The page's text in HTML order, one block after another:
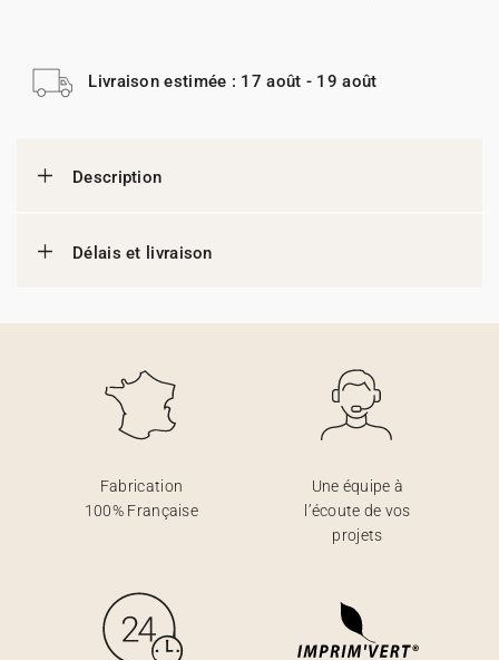
Livraison estimée : 17 août - 19 août
Description
Délais et livraison
Fabrication
100% Française
Une équipe à
l’écoute de vos
projets